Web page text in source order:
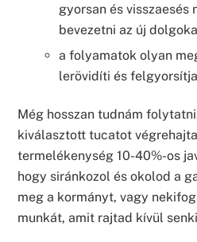
gyorsan és visszaesés
bevezetni az új
a folyamatok olyan
lerövidíti és
Még hosszan tudnám
kiválasztott tucatot
termelékenység 10-40%-os
hogy siránkozol és okolod a
meg a kormányt, vagy
munkát, amit rajtad kívül